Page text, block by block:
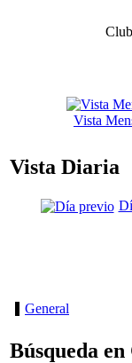
Vista
Vista Diaria
General
Búsqueda